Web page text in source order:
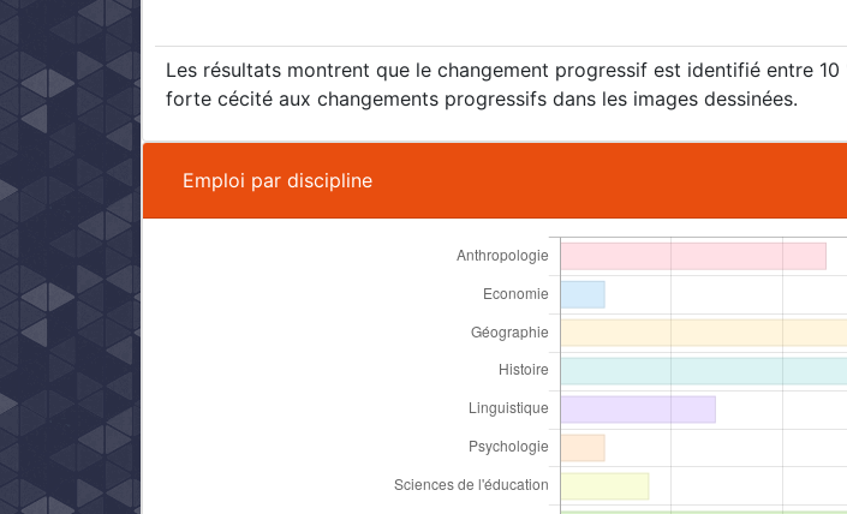
Les résultats montrent que le changement progressif est identifié entre
forte cécité aux changements progressifs dans les images dessinées.
Emploi par discipline